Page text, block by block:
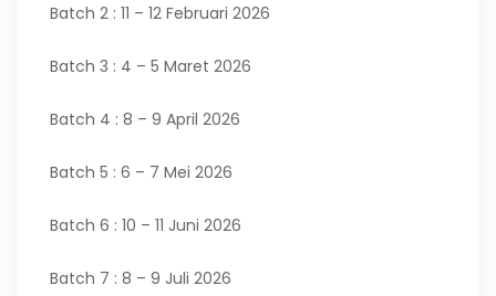
Batch 2 : 11 – 12 Februari 2026
Batch 3 : 4 – 5 Maret 2026
Batch 4 : 8 – 9 April 2026
Batch 5 : 6 – 7 Mei 2026
Batch 6 : 10 – 11 Juni 2026
Batch 7 : 8 – 9 Juli 2026